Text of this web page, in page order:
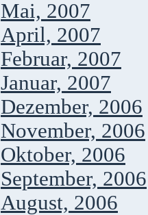
Mai, 2007
April, 2007
Februar, 2007
Januar, 2007
Dezember, 2006
November, 2006
Oktober, 2006
September, 2006
August, 2006